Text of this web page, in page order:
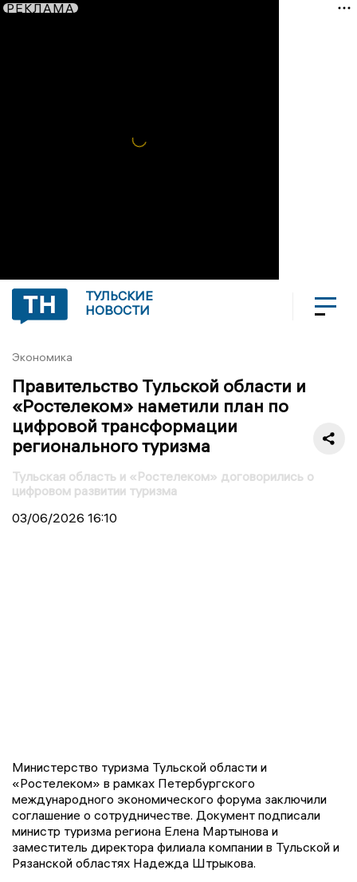
РЕКЛАМА
ТУЛЬСКИЕ
НОВОСТИ
Экономика
Правительство Тульской области и
«Ростелеком» наметили план по
цифровой трансформации
регионального туризма
Тульская область и «Ростелеком» договорились о
цифровом развитии туризма
03/06/2026 16:10
Министерство туризма Тульской области и
«Ростелеком» в рамках Петербургского
международного экономического форума заключили
соглашение о сотрудничестве. Документ подписали
министр туризма региона Елена Мартынова и
заместитель директора филиала компании в Тульской и
Рязанской областях Надежда Штрыкова.